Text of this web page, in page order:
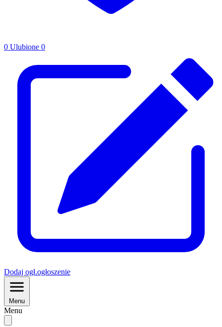
0 Ulubione 0
Dodaj ogł.ogłoszenie
Menu
Menu